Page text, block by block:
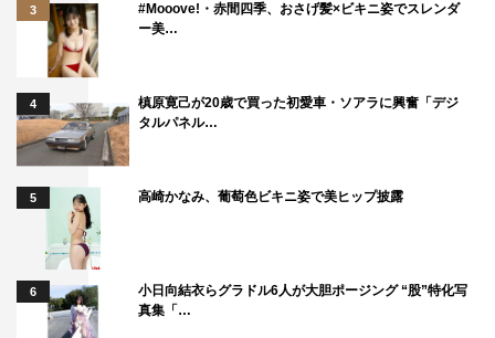
3
#Mooove!・赤間四季、おさげ髪×ビキニ姿でスレンダ
ー美…
4
槙原寛己が20歳で買った初愛車・ソアラに興奮「デジ
タルパネル…
5 高崎かなみ、葡萄色ビキニ姿で美ヒップ披露
6
小日向結衣らグラドル6人が大胆ポージング “股”特化写
真集「…